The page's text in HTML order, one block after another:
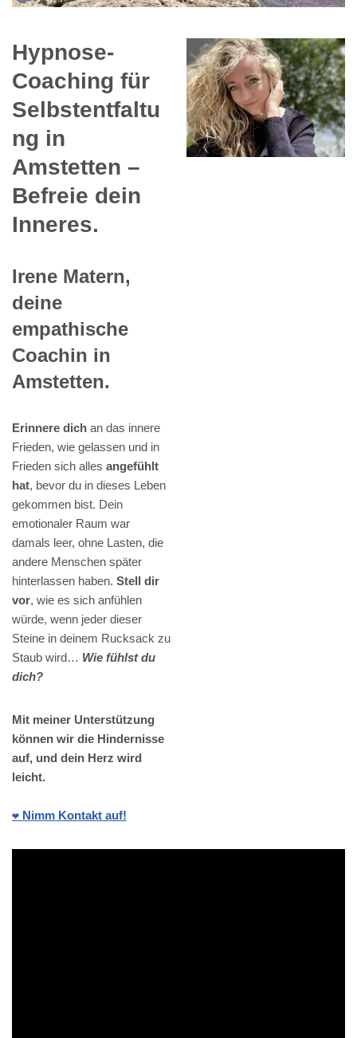
Hypnose-
Coaching für
Selbstentfaltu
ng in
Amstetten –
Befreie dein
Inneres.
Irene Matern,
deine
empathische
Coachin in
Amstetten.
Erinnere dich an das innere
Frieden, wie gelassen und in
Frieden sich alles angefühlt
hat, bevor du in dieses Leben
gekommen bist. Dein
emotionaler Raum war
damals leer, ohne Lasten, die
andere Menschen später
hinterlassen haben. Stell dir
vor, wie es sich anfühlen
würde, wenn jeder dieser
Steine in deinem Rucksack zu
Staub wird… Wie fühlst du
dich?
Mit meiner Unterstützung
können wir die Hindernisse
auf, und dein Herz wird
leicht.
❤️ Nimm Kontakt auf!